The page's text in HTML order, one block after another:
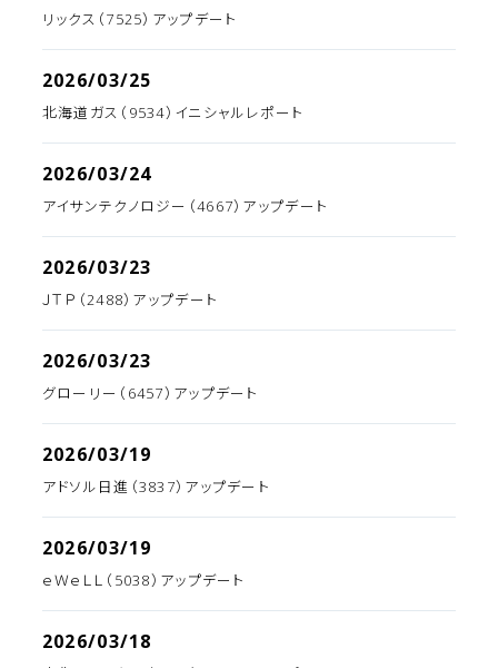
リックス（7525）アップデート
2026/03/25
北海道ガス（9534）イニシャルレポート
2026/03/24
アイサンテクノロジー（4667）アップデート
2026/03/23
ＪＴＰ（2488）アップデート
2026/03/23
グローリー（6457）アップデート
2026/03/19
アドソル日進（3837）アップデート
2026/03/19
ｅＷｅＬＬ（5038）アップデート
2026/03/18